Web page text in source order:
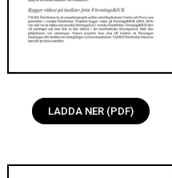
LADDA NER (PDF)